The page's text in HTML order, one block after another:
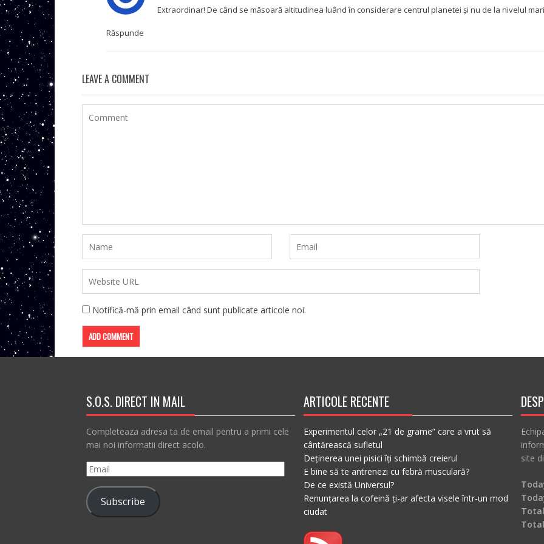
Extraordinar! De când se măsoară altitudinea luând în considerare centrul planetei și nu de la nivelul
Răspunde
LEAVE A COMMENT
Notifică-mă prin email când sunt publicate articole noi.
S.O.S. DIRECT IN MAIL
Completeaza adresa ta de email pentru a primi cele
mai noi informatii direct acolo.
Email
Subscribe
ARTICOLE RECENTE
Experimentul celor „21 de grame” care a vrut să
cântărească sufletul
Deținerea unei pisici îți schimbă creierul
E bine să te antrenezi cu febră musculară?
De ce există Universul?
Renunțarea la cofeină ți-ar afecta visele într-un mod
ciudat
site